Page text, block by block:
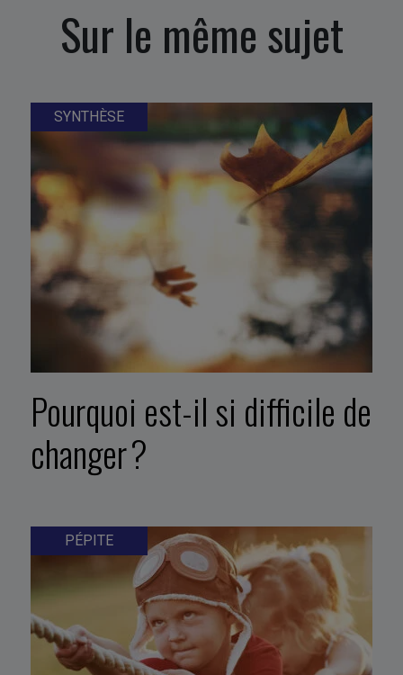
Sur le même sujet
SYNTHÈSE
Pourquoi est-il si difficile de
changer ?
PÉPITE